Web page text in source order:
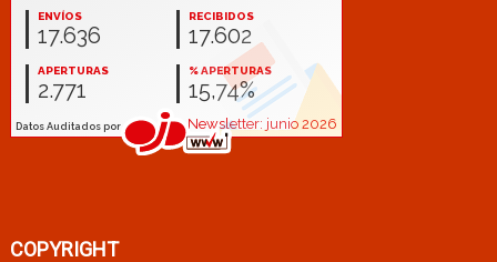
COPYRIGHT